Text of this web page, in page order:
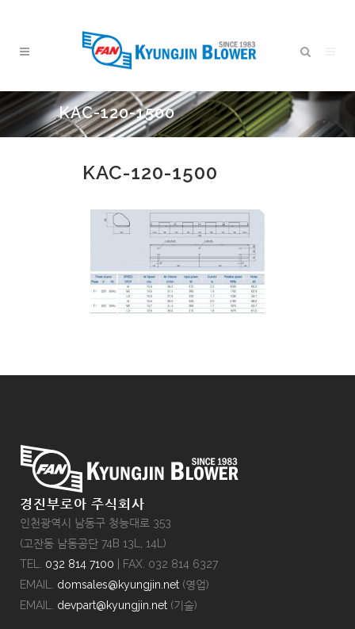
KAC-120-1500
KAC-120-1500
경진부로아 주식회사
인천광역시 남동구 청능대로 353
(고잔동 남동공단 74B 13L, 14L)
TEL. 032 814 7100 | FAX. 032 814 6327
EMAIL. domsales@kyungjin.net (영업)
EMAIL. devpart@kyungjin.net (기술)